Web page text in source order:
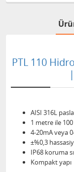
PTL 110
AISI 316L
1 metre ile
4-20mA veya
±%0,3
IP68 koruma
Kompakt yapı